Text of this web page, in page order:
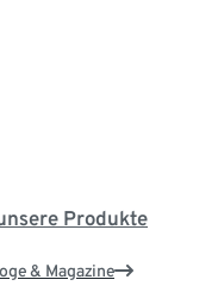
Produkte
& Magazine